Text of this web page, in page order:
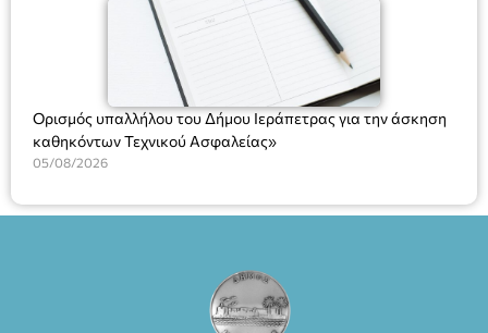
Ορισμός υπαλλήλου του Δήμου Ιεράπετρας για την άσκηση
καθηκόντων Τεχνικού Ασφαλείας»
05/08/2026